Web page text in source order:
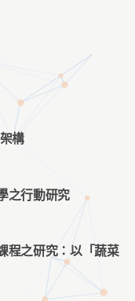
構
之行動研究
程之研究：以「蔬菜